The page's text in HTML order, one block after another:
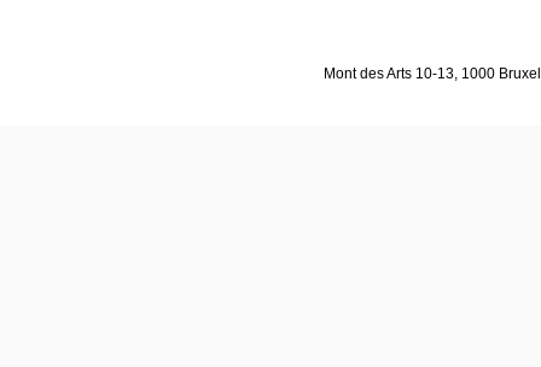
Mont des Arts 10-13, 1000